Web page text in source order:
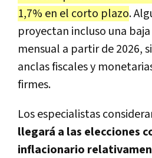
1,7% en el corto plazo.
proyectan incluso una
mensual a partir de 2026,
anclas fiscales y
firmes.
Los especialistas
llegará a las elecciones
inflacionario